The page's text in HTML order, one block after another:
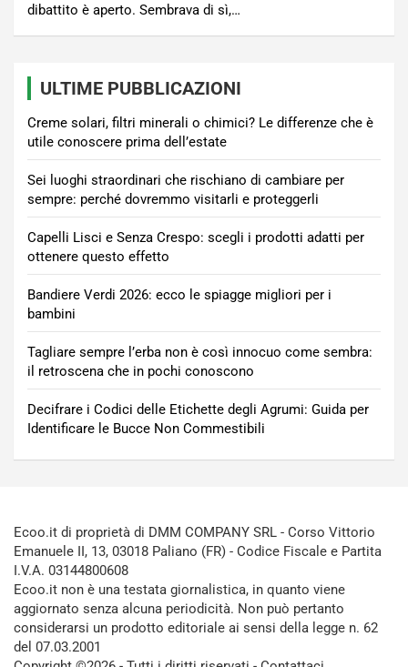
dibattito è aperto. Sembrava di sì,…
ULTIME PUBBLICAZIONI
Creme solari, filtri minerali o chimici? Le differenze che è
utile conoscere prima dell’estate
Sei luoghi straordinari che rischiano di cambiare per
sempre: perché dovremmo visitarli e proteggerli
Capelli Lisci e Senza Crespo: scegli i prodotti adatti per
ottenere questo effetto
Bandiere Verdi 2026: ecco le spiagge migliori per i
bambini
Tagliare sempre l’erba non è così innocuo come sembra:
il retroscena che in pochi conoscono
Decifrare i Codici delle Etichette degli Agrumi: Guida per
Identificare le Bucce Non Commestibili
Ecoo.it di proprietà di DMM COMPANY SRL - Corso Vittorio
Emanuele II, 13, 03018 Paliano (FR) - Codice Fiscale e Partita
I.V.A. 03144800608
Ecoo.it non è una testata giornalistica, in quanto viene
aggiornato senza alcuna periodicità. Non può pertanto
considerarsi un prodotto editoriale ai sensi della legge n. 62
del 07.03.2001